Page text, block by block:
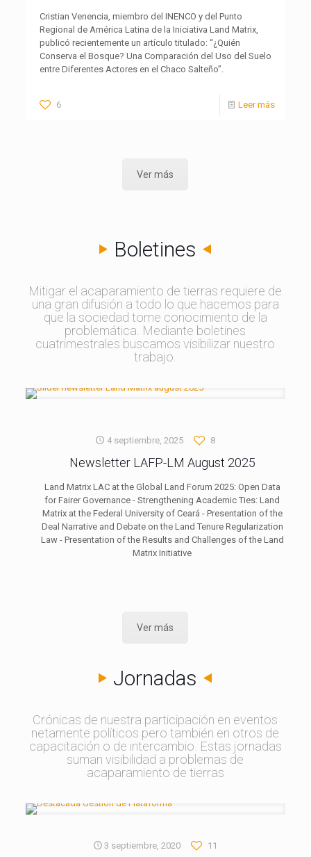
Cristian Venencia, miembro del INENCO y del Punto
Regional de América Latina de la Iniciativa Land Matrix,
publicó recientemente un artículo titulado: “¿Quién
Conserva el Bosque? Una Comparación del Uso del Suelo
entre Diferentes Actores en el Chaco Salteño”.
6 Leer más
Ver más
Boletines
Mitigar el acaparamiento de tierras requiere de
una gran difusión a todo lo que hacemos para
que la sociedad tome conocimiento de la
problemática. Mediante boletines
cuatrimestrales buscamos visibilizar nuestro
trabajo.
4 septiembre, 2025 8
Newsletter LAFP-LM August 2025
Land Matrix LAC at the Global Land Forum 2025: Open Data
for Fairer Governance - Strengthening Academic Ties: Land
Matrix at the Federal University of Ceará - Presentation of the
Deal Narrative and Debate on the Land Tenure Regularization
Law - Presentation of the Results and Challenges of the Land
Matrix Initiative
Ver más
Jornadas
Crónicas de nuestra participación en eventos
netamente políticos pero también en otros de
capacitación o de intercambio. Estas jornadas
suman visibilidad a problemas de
acaparamiento de tierras
3 septiembre, 2020 11